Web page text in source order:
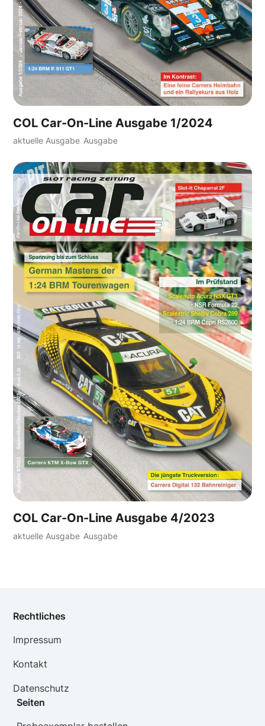
COL Car-On-Line Ausgabe 1/2024
aktuelle Ausgabe Ausgabe
COL Car-On-Line Ausgabe 4/2023
aktuelle Ausgabe Ausgabe
Rechtliches
Impressum
Kontakt
Datenschutz
Seiten